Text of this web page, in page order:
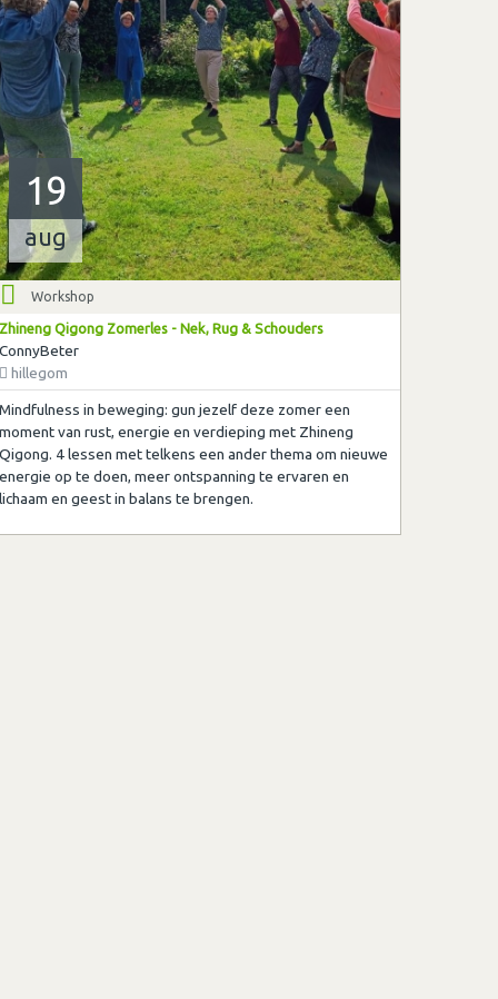
19
aug
Workshop
Zhineng Qigong Zomerles - Nek, Rug & Schouders
ConnyBeter
hillegom
Mindfulness in beweging: gun jezelf deze zomer een
moment van rust, energie en verdieping met Zhineng
Qigong. 4 lessen met telkens een ander thema om nieuwe
energie op te doen, meer ontspanning te ervaren en
lichaam en geest in balans te brengen.